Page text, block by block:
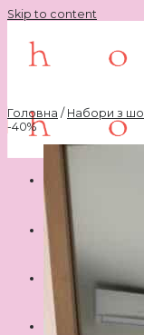
Skip to content
Шукати:
Головна / Набори з
-40%